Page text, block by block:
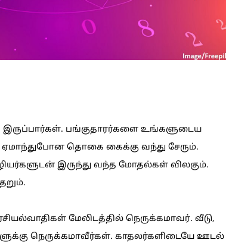
இருப்பார்கள். பங்குதாரர்களை உங்களுடைய
ஏமாந்துபோன தொகை கைக்கு வந்து சேரும்.
இருந்து வந்த மோதல்கள் விலகும்.
மேலிடத்தில் நெருக்கமாவர். வீடு,
நெருக்கமாவீர்கள். காதலர்களிடையே ஊடல்